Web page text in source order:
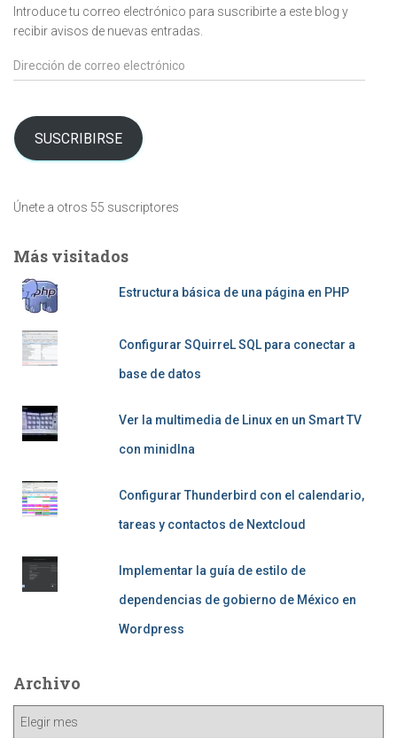
Introduce tu correo electrónico para suscribirte a este blog y
recibir avisos de nuevas entradas.
Dirección
de
electrónico
SUSCRIBIRSE
Únete a otros 55 suscriptores
Más visitados
Estructura básica de una página en PHP
Configurar SQuirreL SQL para conectar a
base de datos
Ver la multimedia de Linux en un Smart TV
con minidlna
Configurar Thunderbird con el calendario,
tareas y contactos de Nextcloud
Implementar la guía de estilo de
dependencias de gobierno de México en
Wordpress
Archivo
Archivo